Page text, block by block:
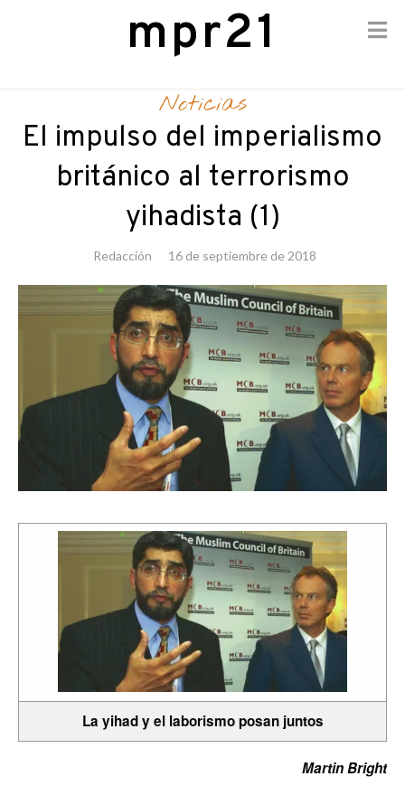
content
mpr21
Noticias
El impulso del imperialismo
británico al terrorismo
yihadista (1)
Redacción 16 de septiembre de 2018
La yihad y el laborismo posan juntos
Martin Bright